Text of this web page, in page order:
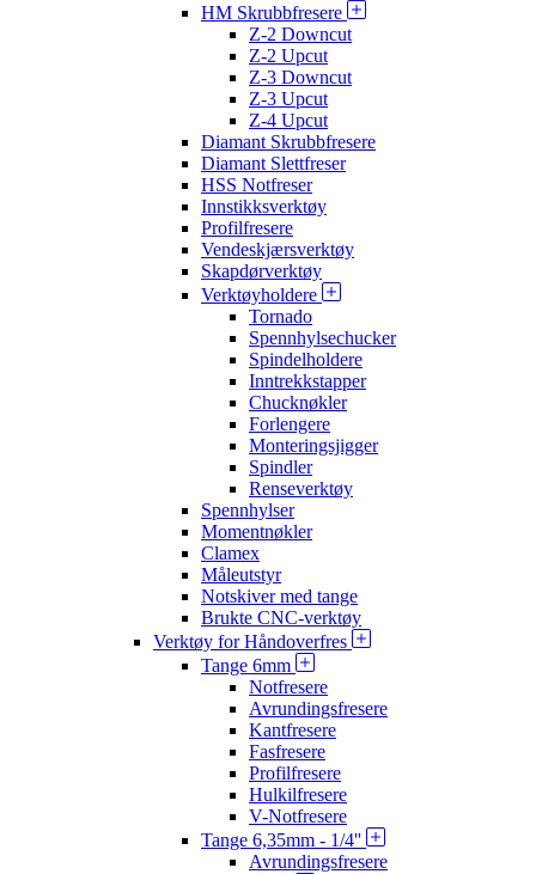
HM Skrubbfresere
Z-2 Downcut
Z-2 Upcut
Z-3 Downcut
Z-3 Upcut
Z-4 Upcut
Diamant Skrubbfresere
Diamant Slettfreser
HSS Notfreser
Innstikksverktøy
Profilfresere
Vendeskjærsverktøy
Skapdørverktøy
Verktøyholdere
Tornado
Spennhylsechucker
Spindelholdere
Inntrekkstapper
Chucknøkler
Forlengere
Monteringsjigger
Spindler
Renseverktøy
Spennhylser
Momentnøkler
Clamex
Måleutstyr
Notskiver med tange
Brukte CNC-verktøy
Verktøy for Håndoverfres
Tange 6mm
Notfresere
Avrundingsfresere
Kantfresere
Fasfresere
Profilfresere
Hulkilfresere
V-Notfresere
Tange 6,35mm - 1/4''
Avrundingsfresere